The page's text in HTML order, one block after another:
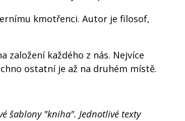
kmotřenci. Autor je filosof,
založení každého z nás. Nejvíce
ostatní je až na druhém místě.
šablony "kniha". Jednotlivé texty